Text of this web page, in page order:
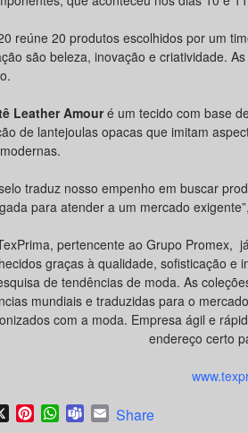
reúne 20 produtos escolhidos por um
são beleza, inovação e criatividade.
Leather Amouré um tecido com base
de lantejoulas opacas que imitam
traduz nosso empenho em buscar
para atender a um mercado
pertencente ao Grupo Promex,
graças à qualidade, sofisticação e
de tendências de moda. As
mundiais e traduzidas para o
com a moda. Empresa ágil e
endereço certo
X PinterestWhatsApp
TeamsEmail
Share